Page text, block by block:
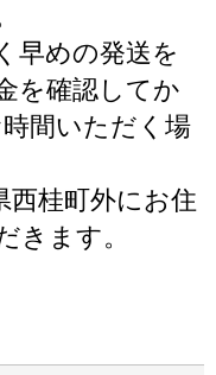
早めの発送を
を確認してか
間いただく場
西桂町外にお住
きます。